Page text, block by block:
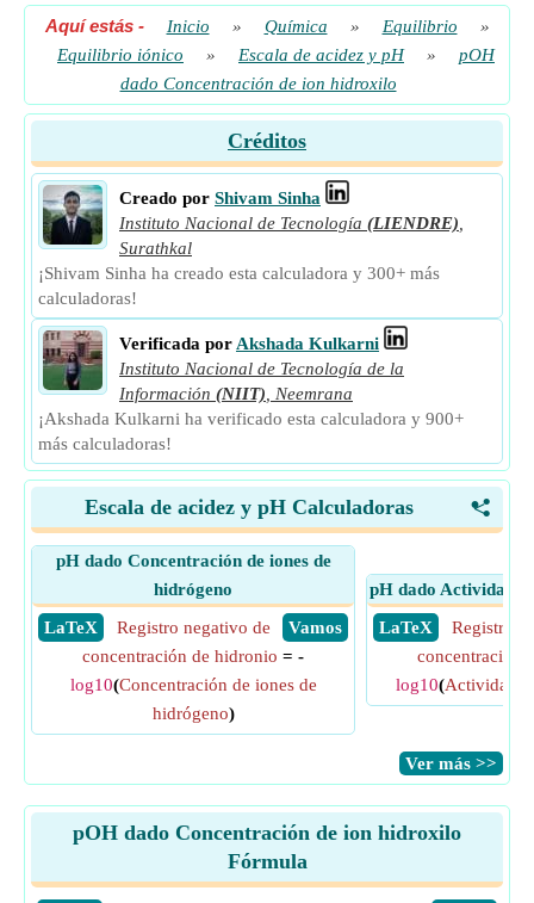
Aquí estás- Inicio » Química » Equilibrio
»
Equilibrio iónico
» Escala de acidez y pH »
pOH
dado Concentración de ion hidroxilo
Créditos
Creado por Shivam Sinha
Instituto Nacional de Tecnología (LIENDRE)
Surathkal
¡Shivam Sinha ha creado esta calculadora y 300+ más
calculadoras!
Verificada por Akshada Kulkarni
Instituto Nacional de Tecnología de la
Información (NIIT)
Neemrana
¡Akshada Kulkarni ha verificado esta calculadora y 900+
más calculadoras!
<
Escala de acidez y pH Calculadoras
pH dado Concentración de iones de
hidrógeno
​ LaTeX
​ Vamos
Registro negativo de
concentración de hidronio = -
log10(Concentración de iones de
hidrógeno)
pH dado Actividad
​ LaTeX
Registro
concentración
log10(Actividad
​Ver más >>
pOH dado Concentración de ion hidroxilo
Fórmula